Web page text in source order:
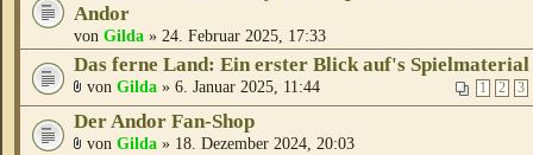
Andor
von Gilda » 24. Februar 2025, 17:33
Das ferne Land: Ein erster Blick auf's Spielmaterial
1 2 3
von Gilda » 6. Januar 2025, 11:44
Der Andor Fan-Shop
von Gilda » 18. Dezember 2024, 20:03